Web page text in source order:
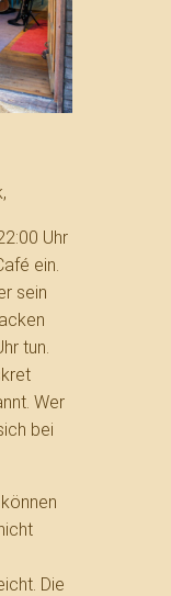
Uhr
ein.
sein
tun.
Wer
bei
können
Die